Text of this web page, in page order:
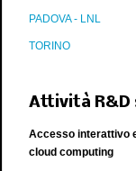
PADOVA - LNL
TORINO
Attività R&D
Accesso interattivo
cloud computing